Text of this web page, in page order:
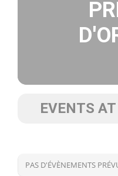
EVENTS
PAS D'ÉVÈNEMENTS